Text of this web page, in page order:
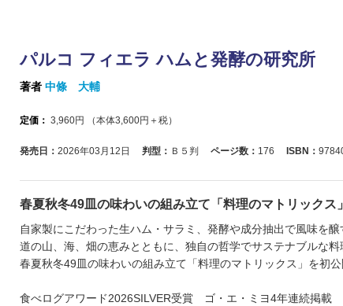
パルコ フィエラ ハムと発酵の研究所
著者 中條 大輔
定価： 3,960円 （本体3,600円＋税）
発売日： 2026年03月12日 判型： Ｂ５判 ページ数： 176 ISBN：
春夏秋冬49皿の味わいの組み立て「料理のマトリックス
自家製にこだわった生ハム・サラミ、発酵や成分抽出で風味を
道の山、海、畑の恵みとともに、独自の哲学でサステナブルな料
春夏秋冬49皿の味わいの組み立て「料理のマトリックス」を初公
食べログアワード2026SILVER受賞 ゴ・エ・ミヨ4年連続掲載